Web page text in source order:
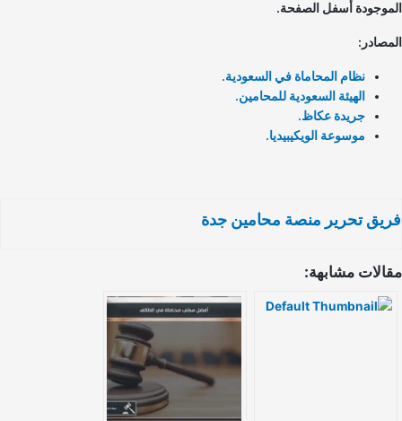
أسفل الصفحة.
نظام المحاماة في السعودية.
الهيئة السعودية للمحامين.
جريدة عكاظ.
موسوعة الويكيبيديا.
تحرير منصة محامين جدة
مشابهة: